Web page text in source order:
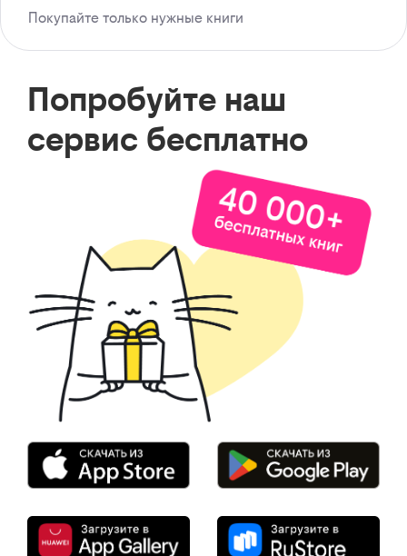
Покупайте только нужные книги
Попробуйте наш
сервис бесплатно